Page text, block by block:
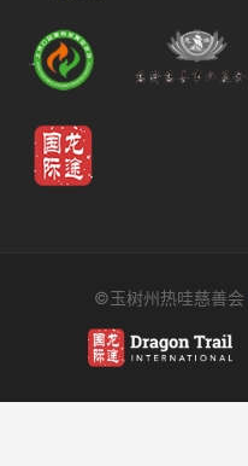
©玉树州热哇慈善会